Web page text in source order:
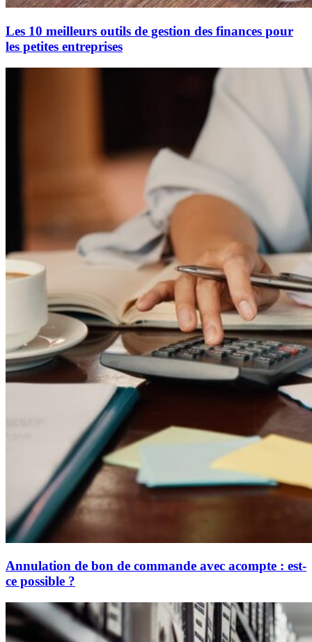
Les 10 meilleurs outils de gestion des finances pour
les petites entreprises
Annulation de bon de commande avec acompte : est-
ce possible ?